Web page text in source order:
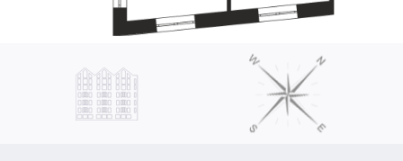
Стоимость квартиры
Свои средства
Время для звонка
Отправить